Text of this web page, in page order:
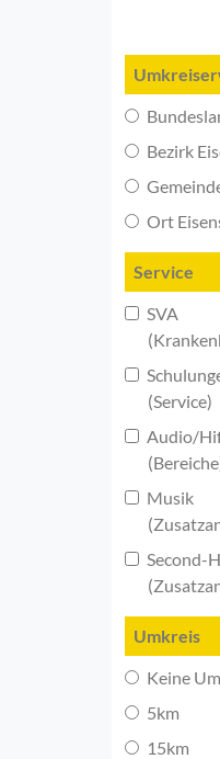
Bezirk
Ort
Service
SVA
(Service)
Audio/
Musik
Second-
Umkreis
Keine
5km
15km